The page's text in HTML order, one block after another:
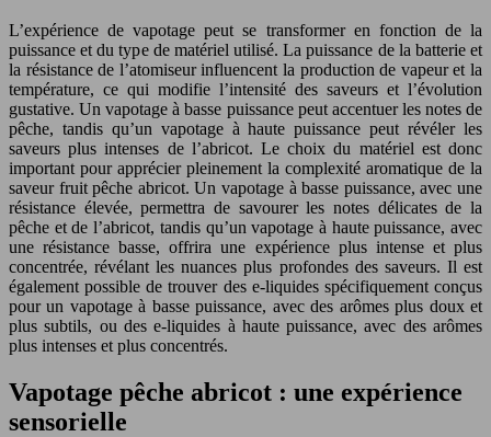
L’expérience de vapotage peut se transformer en fonction de la
puissance et du type de matériel utilisé. La puissance de la batterie et
la résistance de l’atomiseur influencent la production de vapeur et la
température, ce qui modifie l’intensité des saveurs et l’évolution
gustative. Un vapotage à basse puissance peut accentuer les notes de
pêche, tandis qu’un vapotage à haute puissance peut révéler les
saveurs plus intenses de l’abricot. Le choix du matériel est donc
important pour apprécier pleinement la complexité aromatique de la
saveur fruit pêche abricot. Un vapotage à basse puissance, avec une
résistance élevée, permettra de savourer les notes délicates de la
pêche et de l’abricot, tandis qu’un vapotage à haute puissance, avec
une résistance basse, offrira une expérience plus intense et plus
concentrée, révélant les nuances plus profondes des saveurs. Il est
également possible de trouver des e-liquides spécifiquement conçus
pour un vapotage à basse puissance, avec des arômes plus doux et
plus subtils, ou des e-liquides à haute puissance, avec des arômes
plus intenses et plus concentrés.
Vapotage pêche abricot : une expérience
sensorielle